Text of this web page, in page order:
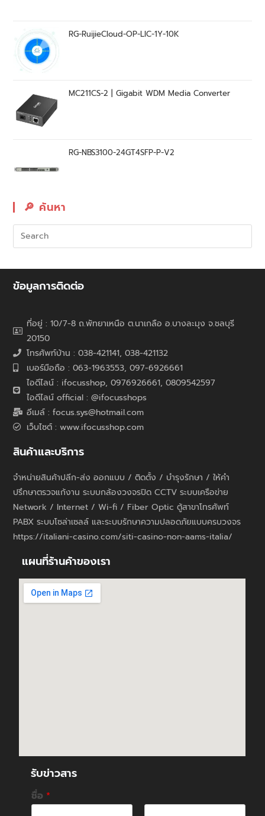
RG-RuijieCloud-OP-LIC-1Y-10K
MC211CS-2 | Gigabit WDM Media Converter
RG-NBS3100-24GT4SFP-P-V2
🔎︎ ค้นหา
ข้อมูลการติดต่อ
ที่อยู่ : 10/7-8 ถ.พัทยาเหนือ ต.นาเกลือ อ.บางละมุง จ.ชลบุรี
20150
โทรศัพท์บ้าน : 038-421141, 038-421132
เบอร์มือถือ : 063-1963553, 097-6926661
ไอดีไลน์ : ifocusshop, 0976926661, 0809542597
ไอดีไลน์ official : @ifocusshops
อีเมล์ : focus.sys@hotmail.com
เว็บไซต์ : www.ifocusshop.com
สินค้าและบริการ
จำหน่ายสินค้าปลีก-ส่ง ออกแบบ / ติดตั้ง / บำรุงรักษา / ให้คำ
ปรึกษาตรวจแก้งาน ระบบกล้องวงจรปิด CCTV ระบบเครือข่าย
Network / Internet / Wi-fi / Fiber Optic ตู้สาขาโทรศัพท์
PABX ระบบโซล่าเซลล์ และระบบรักษาความปลอดภัยแบบครบวงจร
https://italiani-casino.com/siti-casino-non-aams-italia/
แผนที่ร้านค้าของเรา
รับข่าวสาร
ชื่อ *